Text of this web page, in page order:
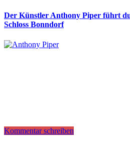
Der Künstler Anthony Piper führt
Schloss Bonndorf
Kommentar schreiben